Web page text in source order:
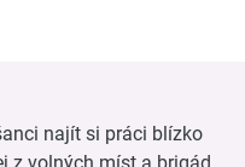
najít si práci blízko
z volných míst a brigád